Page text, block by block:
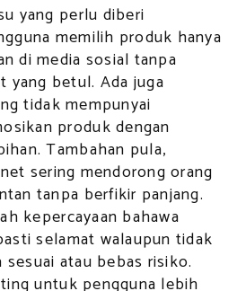
yang perlu diberi
memilih produk hanya
di media sosial tanpa
yang betul. Ada juga
tidak mempunyai
produk dengan
Tambahan pula,
sering mendorong orang
tanpa berfikir panjang.
kepercayaan bahawa
selamat walaupun tidak
atau bebas risiko.
untuk pengguna lebih